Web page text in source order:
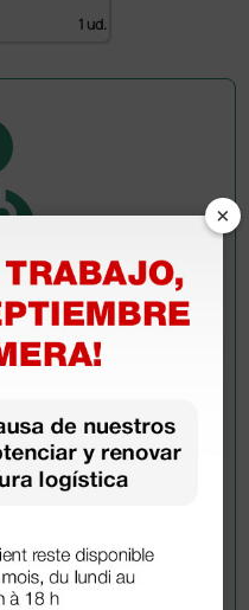
1 ud.
¿Necesitas más
×